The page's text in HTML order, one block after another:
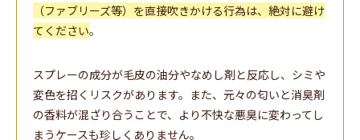
（ファブリーズ等）を直接吹きかける行為は、絶対に避け
てください。
スプレーの成分が毛皮の油分やなめし剤と反応し、シミや
変色を招くリスクがあります。また、元々の匂いと消臭剤
の香料が混ざり合うことで、より不快な悪臭に変わってし
まうケースも珍しくありません。